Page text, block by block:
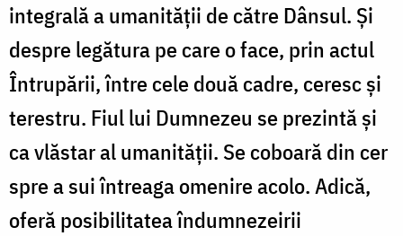
integrală a umanității de către Dânsul. Și
despre legătura pe care o face, prin actul
Întrupării, între cele două cadre, ceresc și
terestru. Fiul lui Dumnezeu se prezintă și
ca vlăstar al umanității. Se coboară din cer
spre a sui întreaga omenire acolo. Adică,
oferă posibilitatea îndumnezeirii